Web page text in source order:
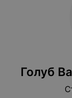
Голуб